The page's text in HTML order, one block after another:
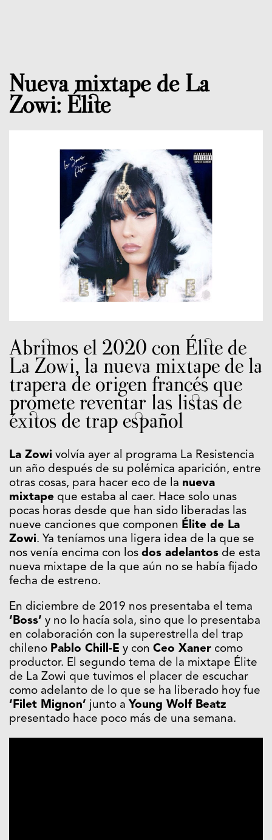
Nueva mixtape de La
Zowi: Élite
Abrimos el 2020 con Élite de
La Zowi, la nueva mixtape de la
trapera de origen francés que
promete reventar las listas de
éxitos de trap español
La Zowi volvía ayer al programa La Resistencia
un año después de su polémica aparición, entre
otras cosas, para hacer eco de la nueva
mixtape que estaba al caer. Hace solo unas
pocas horas desde que han sido liberadas las
nueve canciones que componen Élite de La
Zowi. Ya teníamos una ligera idea de la que se
nos venía encima con los dos adelantos de esta
nueva mixtape de la que aún no se había fijado
fecha de estreno.
En diciembre de 2019 nos presentaba el tema
‘Boss’ y no lo hacía sola, sino que lo presentaba
en colaboración con la superestrella del trap
chileno Pablo Chill-E y con Ceo Xaner como
productor. El segundo tema de la mixtape Élite
de La Zowi que tuvimos el placer de escuchar
como adelanto de lo que se ha liberado hoy fue
‘Filet Mignon’ junto a Young Wolf Beatz
presentado hace poco más de una semana.